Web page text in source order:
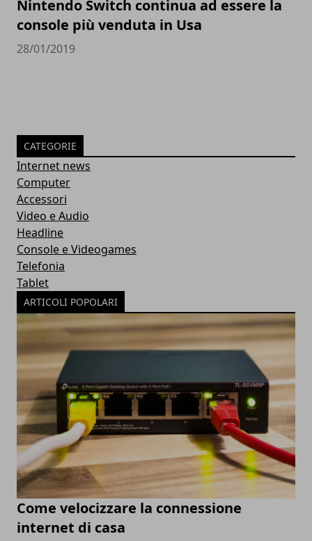
Nintendo Switch continua ad essere la
console più venduta in Usa
28/01/2019
CATEGORIE
Internet news
Computer
Accessori
Video e Audio
Headline
Console e Videogames
Telefonia
Tablet
ARTICOLI POPOLARI
Come velocizzare la connessione
internet di casa